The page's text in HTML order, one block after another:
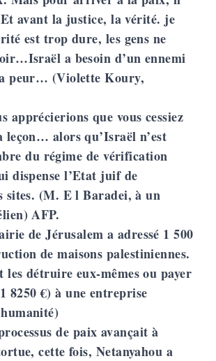
avant la justice, la vérité. je
est trop dure, les gens ne
a besoin d’un ennemi
peur… (Violette Koury,
apprécierions que vous cessiez
leçon… alors qu’Israël n’est
du régime de vérification
dispense l’Etat juif de
sites. (M. E l Baradei, à un
AFP.
de Jérusalem a adressé 1 500
de maisons palestiniennes.
détruire eux-mêmes ou payer
8250 €) à une entreprise
de paix avançait à
cette fois, Netanyahou a